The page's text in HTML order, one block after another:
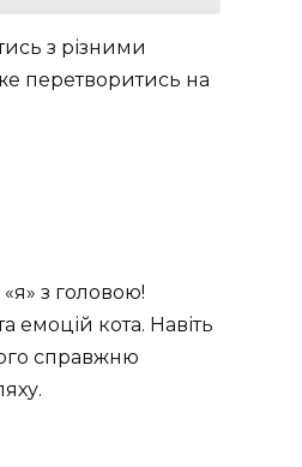
з різними
перетворитись на
з головою!
емоцій кота. Навіть
справжню